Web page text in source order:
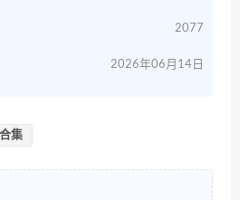
2077
2026年06月14日
集